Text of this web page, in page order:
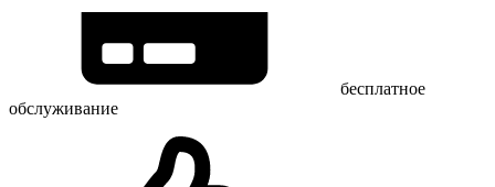
бесплатное
обслуживание